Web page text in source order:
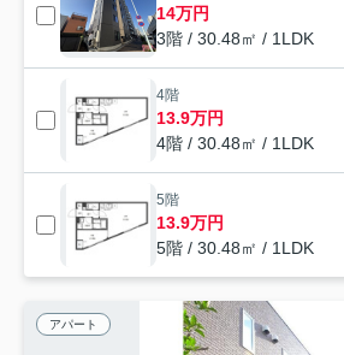
14万円
3階 / 30.48㎡ / 1LDK
4階
13.9万円
4階 / 30.48㎡ / 1LDK
5階
13.9万円
5階 / 30.48㎡ / 1LDK
アパート